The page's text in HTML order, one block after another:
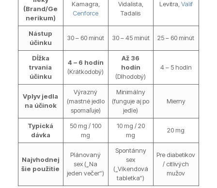
(Brand/Ge
nerikum)
Kamagra,
Cenforce
Vidalista,
Tadalis
Levitra, Valif
Nástup
účinku
30 – 60 minút 30 – 45 minút 25 – 60 minút
Dĺžka
trvania
účinku
4 – 6 hodín
(Krátkodobý)
Až 36
hodín
(Dlhodobý)
4 – 5 hodín
Vplyv jedla
na účinok
Výrazný
(mastné jedlo
spomaľuje)
Minimálny
(funguje aj po
jedle)
Mierny
Typická
dávka
50 mg / 100
mg
10 mg / 20
mg
20 mg
Najvhodnej
šie použitie
Plánovaný
sex („Na
jeden večer“)
Spontánny
sex
(„Víkendová
tabletka“)
Pre diabetikov
/ citlivých
mužov